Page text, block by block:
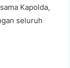
Kapolda,
seluruh